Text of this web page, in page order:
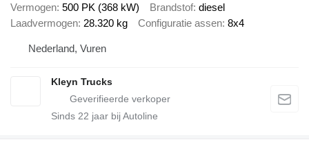
Vermogen 500 PK (368 kW) Brandstof diesel
Laadvermogen 28.320 kg Configuratie assen 8x4
Nederland, Vuren
Kleyn Trucks
Sinds 22 jaar bij Autoline